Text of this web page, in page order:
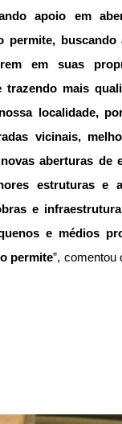
apoio em
permite, buscando
em suas
mais
localidade,
vicinais,
aberturas de
estruturas e
e
e médios
permite”, comentou